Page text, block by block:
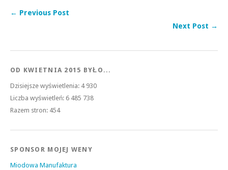
← Previous Post
Next Post →
OD KWIETNIA 2015 BYŁO...
Dzisiejsze wyświetlenia: 4 930
Liczba wyświetleń: 6 485 738
Razem stron: 454
SPONSOR MOJEJ WENY
Miodowa Manufaktura